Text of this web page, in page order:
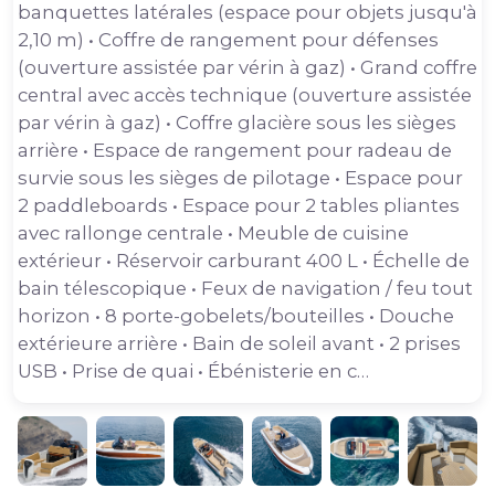
banquettes latérales (espace pour objets jusqu'à
2,10 m) • Coffre de rangement pour défenses
(ouverture assistée par vérin à gaz) • Grand coffre
central avec accès technique (ouverture assistée
par vérin à gaz) • Coffre glacière sous les sièges
arrière • Espace de rangement pour radeau de
survie sous les sièges de pilotage • Espace pour
2 paddleboards • Espace pour 2 tables pliantes
avec rallonge centrale • Meuble de cuisine
extérieur • Réservoir carburant 400 L • Échelle de
bain télescopique • Feux de navigation / feu tout
horizon • 8 porte-gobelets/bouteilles • Douche
extérieure arrière • Bain de soleil avant • 2 prises
USB • Prise de quai • Ébénisterie en c…